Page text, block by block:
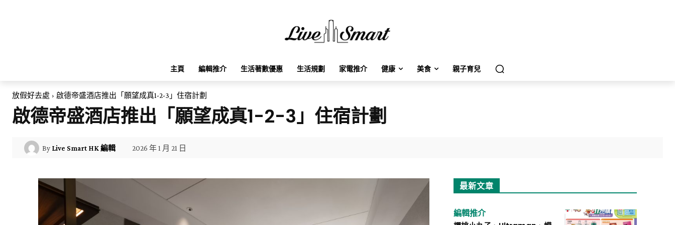
主頁 編輯推介 生活著數優惠 生活規劃 家電推介 健康 美食 親子育兒
放假好去處 啟德帝盛酒店推出「願望成真1-2-3」住宿計劃
啟德帝盛酒店推出「願望成真1-2-3」住宿計劃
By Live Smart HK 編輯 2026 年 1 月 21 日
最新文章
編輯推介